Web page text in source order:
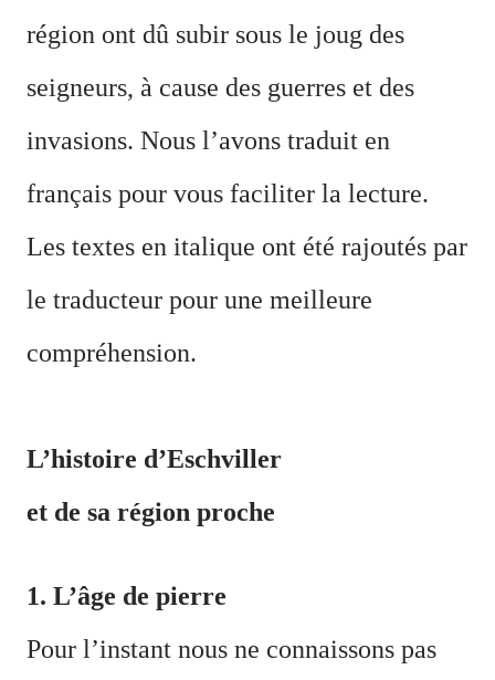
région ont dû subir sous le joug des
seigneurs, à cause des guerres et des
invasions. Nous l’avons traduit en
français pour vous faciliter la lecture.
Les textes en italique ont été rajoutés par
le traducteur pour une meilleure
compréhension.
L’histoire d’Eschviller
et de sa région proche
1. L’âge de pierre
Pour l’instant nous ne connaissons pas